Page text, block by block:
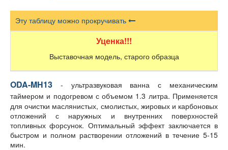
Эту таблицу можно прокручивать
Уценка!!!
Выставочная модель, старого образца
ODA-MH13 - ультразвуковая ванна с механическим
таймером и подогревом с объемом 1.3 литра. Применяется
для очистки маслянистых, смолистых, жировых и карбоновых
отложений с наружных и внутренних поверхностей
топливных форсунок. Оптимальный эффект заключается в
быстром и полном растворении отложений в течение 5-15
мин.